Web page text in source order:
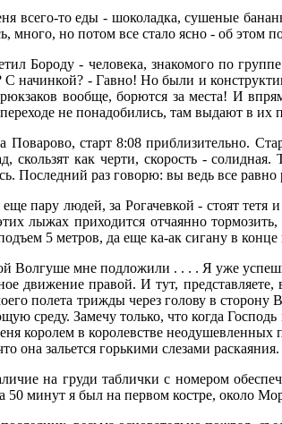
всего-то еды - шоколадка, сушеные
много, но потом все стало ясно - об этом
Бороду - человека, знакомого по
С начинкой? - Гавно! Но были и
вообще, борются за места! И
не понадобились, там выдают в их
Поварово, старт 8:08 приблизительно.
скользят как черти, скорость -
Последний раз говорю: вы ведь все
пару людей, за Рогачевкой - стоят
лыжах приходится отчаянно
5 метров, да еще ка-ак сигану в конце
Волгуше мне подложили . . . . Я уже
движение правой. И тут,
полета трижды через голову в
среду. Замечу только, что когда
королем в королевстве
она зальется горькими слезами
на груди таблички с номером
50 минут я был на первом костре, около